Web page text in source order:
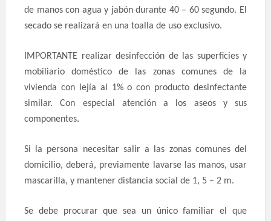
de manos con agua y jabón durante 40 – 60 segundo. El
secado se realizará en una toalla de uso exclusivo.
IMPORTANTE realizar desinfección de las superficies y
mobiliario doméstico de las zonas comunes de la
vivienda con lejía al 1% o con producto desinfectante
similar. Con especial atención a los aseos y sus
componentes.
Si la persona necesitar salir a las zonas comunes del
domicilio, deberá, previamente lavarse las manos, usar
mascarilla, y mantener distancia social de 1, 5 – 2 m.
Se debe procurar que sea un único familiar el que